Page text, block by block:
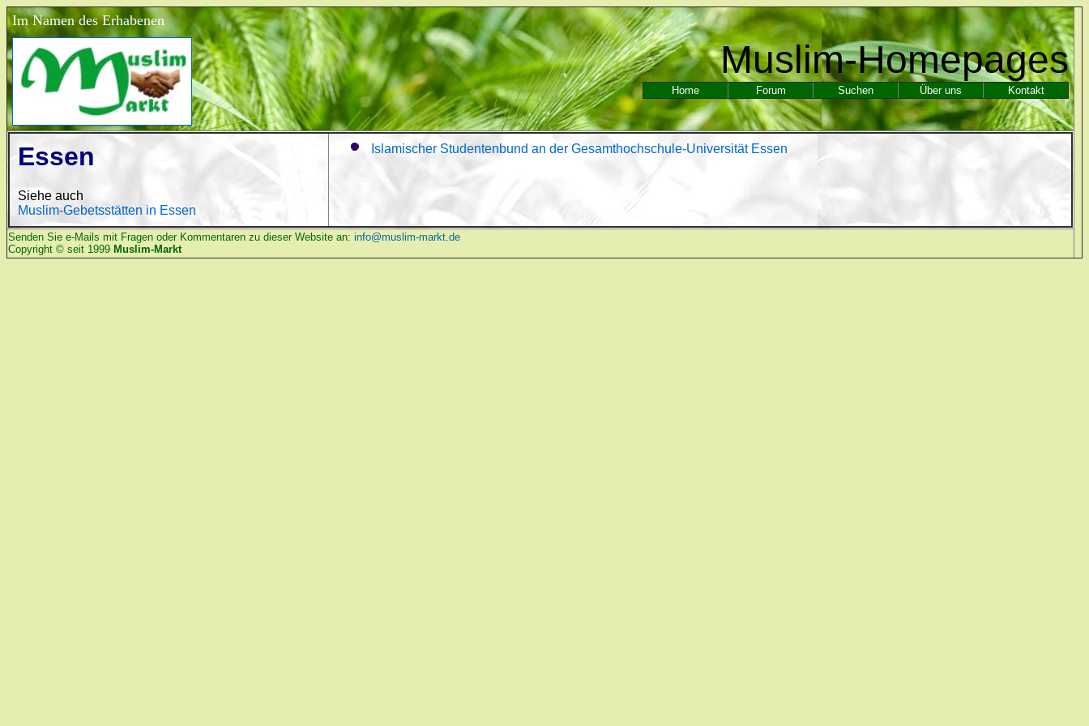
Im Namen des Erhabenen
Muslim-Homepages
Home Forum Suchen Über uns Kontakt
Essen
Siehe auch
Muslim-Gebetsstätten in Essen
Islamischer Studentenbund an der Gesamthochschule-Universität Essen
Senden Sie e-Mails mit Fragen oder Kommentaren zu dieser Website an: info@muslim-markt.de
Copyright © seit 1999 Muslim-Markt